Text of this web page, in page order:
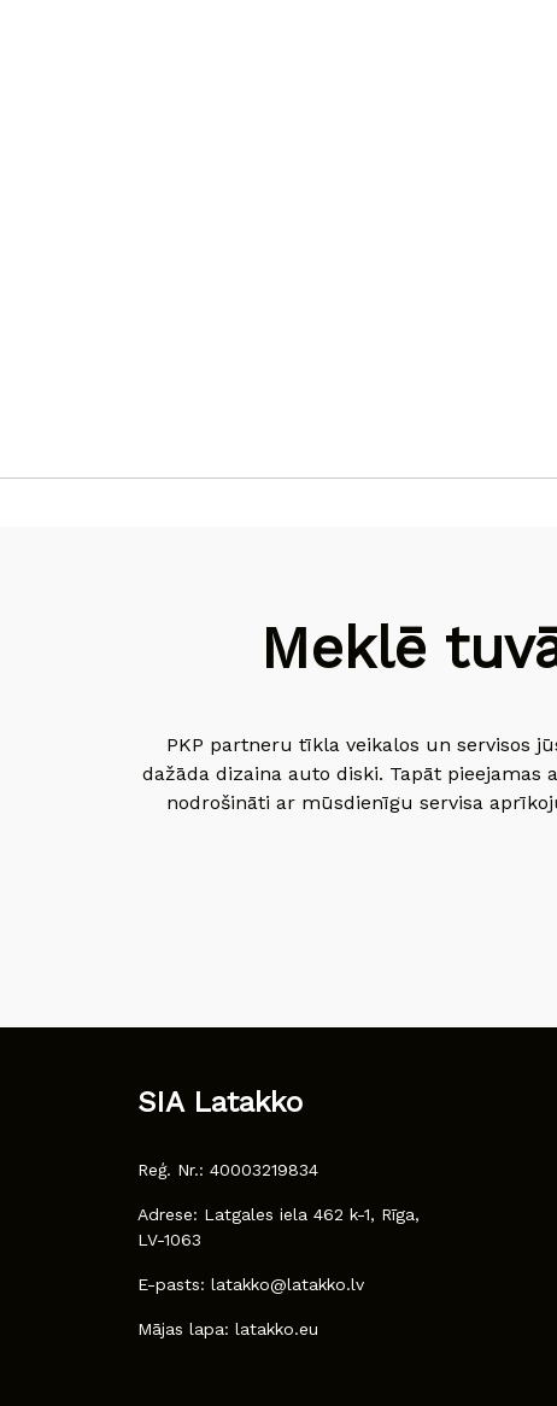
Meklē
PKP partneru tīkla veikalos un servisos
dažāda dizaina auto diski. Tapāt
nodrošināti ar mūsdienīgu servisa
SIA Latakko
Reģ. Nr.: 40003219834
Adrese: Latgales iela 462 k-1, Rīga,
LV-1063
E-pasts: latakko@latakko.lv
Mājas lapa: latakko.eu